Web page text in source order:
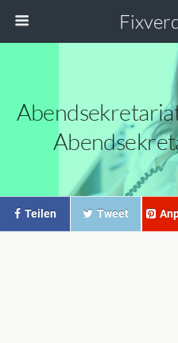
Teilen Tweet